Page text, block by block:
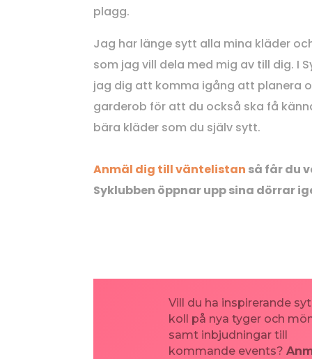
plagg.
Jag har länge sytt alla mina kläder
som jag vill dela med mig av till dig. I
jag dig att komma igång att planera
garderob för att du också ska få
bära kläder som du själv sytt.
Anmäl dig till väntelistan så får du
Syklubben öppnar upp sina dörrar
Vill du ha inspirerande
koll på nya tyger och
samt inbjudningar till
kommande events?